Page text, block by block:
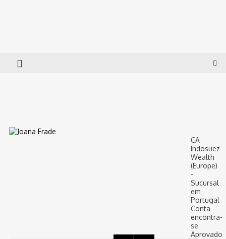
CA
Indosuez
Wealth
(Europe)
-
Sucursal
em
Portugal
Conta
encontra-
se
Aprovado